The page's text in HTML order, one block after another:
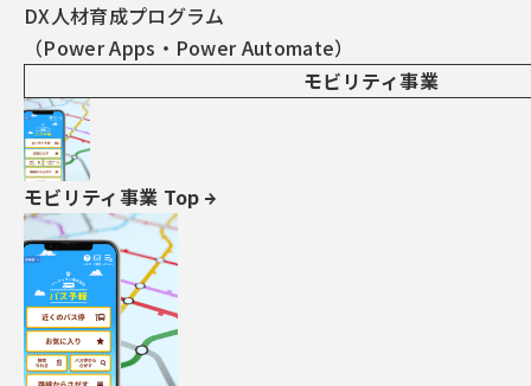
DX人材育成プログラム
（Power Apps・Power Automate）
モビリティ事業
モビリティ事業 Top
💡 この記事でわかること
Power Appsで年月のみの日付を登録した後、
SharePointリスト側の表示も年月のみに統一したいと
思いませんか？本記事では、SharePointリストの日付列
を年月のみで表示する2つの方法を解説します。1つ目は
コーディング不要の数式列追加
列の書式設定
です。それぞれのメリット・デメリットを
比較し、状況に応じた選択の参考にしてください。
SharePointリストの日付列を年月のみ表示する
2つの方法の概要
コーディング不要の数式列追加手順